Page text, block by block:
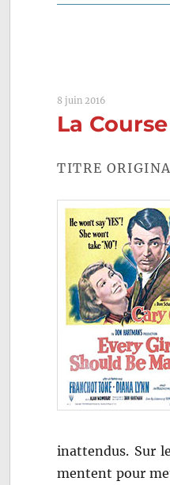
8 juin 2016
La
TITRE
inattendus. Sur
mentent pour